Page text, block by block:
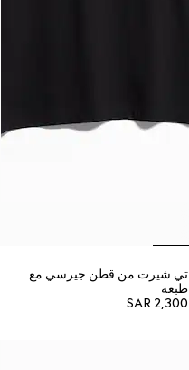
تي شيرت من قطن جيرسي مع
طبعة
SAR 2,300